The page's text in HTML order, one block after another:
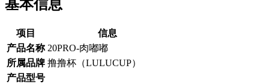
基本信息
项目
信息
产品名称 20PRO-肉嘟嘟
所属品牌 撸撸杯（LULUCUP）
产品型号